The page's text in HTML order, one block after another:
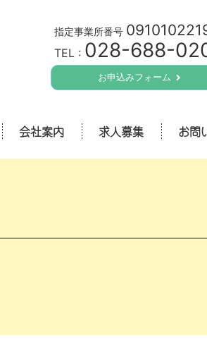
指定事業所番号
TEL : 028-688-
お申込みフォーム
会社案内 求人募集 お問